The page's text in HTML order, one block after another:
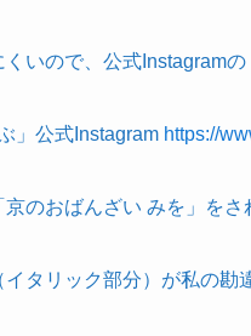
いので、公式Instagram
」公式Instagram https://
のおばんざい みを」をさ
タリック部分）が私の勘